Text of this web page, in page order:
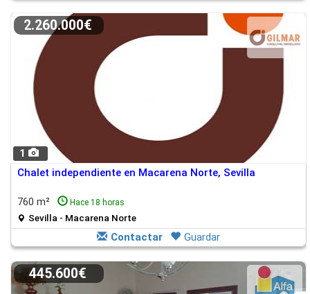
1
2.260.000€
Chalet independiente en Macarena Norte, Sevilla
760 m² Hace 18 horas
Sevilla - Macarena Norte
Contactar Guardar
445.600€